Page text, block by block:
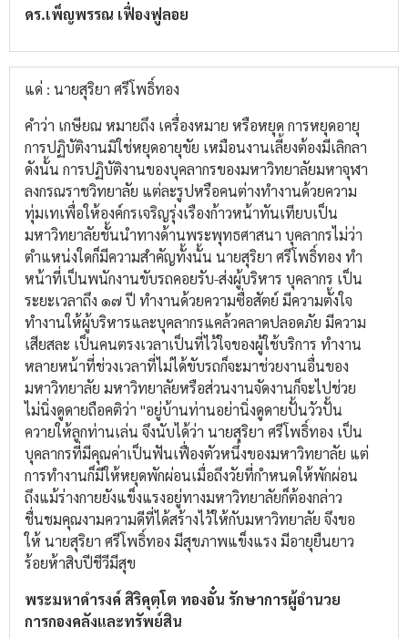
ดร.เพ็ญพรรณ เฟื่องฟูลอย
แด่ : นายสุริยา ศรีโพธิ์ทอง
คำว่า เกษียณ หมายถึง เครื่องหมาย หรือหยุด การหยุดอายุ
การปฏิบัติงานมิใช่หยุดอายุขัย เหมือนงานเลี้ยงต้องมีเลิกลา
ดังนั้น การปฏิบัติงานของบุคลากรของมหาวิทยาลัยมหาจุฬา
ลงกรณราชวิทยาลัย แต่ละรูปหรือคนต่างทำงานด้วยความ
ทุ่มเทเพื่อให้องค์กรเจริญรุ่งเรืองก้าวหน้าทันเทียบเป็น
มหาวิทยาลัยชั้นนำทางด้านพระพุทธศาสนา บุคลากรไม่ว่า
ตำแหน่งใดก็มีความสำคัญทั้งนั้น นายสุริยา ศรีโพธิ์ทอง ทำ
หน้าที่เป็นพนักงานขับรถคอยรับ-ส่งผู้บริหาร บุคลากร เป็น
ระยะเวลาถึง ๑๗ ปี ทำงานด้วยความซื่อสัตย์ มีความตั้งใจ
ทำงานให้ผู้บริหารและบุคลากรแคล้วคลาดปลอดภัย มีความ
เสียสละ เป็นคนตรงเวลาเป็นที่ไว้ใจของผู้ใช้บริการ ทำงาน
หลายหน้าที่ช่วงเวลาที่ไม่ได้ขับรถก็จะมาช่วยงานอื่นของ
มหาวิทยาลัย มหาวิทยาลัยหรือส่วนงานจัดงานก็จะไปช่วย
ไม่นิ่งดูดายถือคติว่า "อยู่บ้านท่านอย่านิ่งดูดายปั้นวัวปั้น
ควายให้ลูกท่านเล่น จึงนับได้ว่า นายสุริยา ศรีโพธิ์ทอง เป็น
บุคลากรที่มีคุณค่าเป็นฟันเฟื่องตัวหนึ่งของมหาวิทยาลัย แต่
การทำงานก็มีให้หยุดพักผ่อนเมื่อถึงวัยที่กำหนดให้พักผ่อน
ถึงแม้ร่างกายยังแข็งแรงอยู่ทางมหาวิทยาลัยก็ต้องกล่าว
ชื่นชมคุณงามความดีที่ได้สร้างไว้ให้กับมหาวิทยาลัย จึงขอ
ให้ นายสุริยา ศรีโพธิ์ทอง มีสุขภาพแข็งแรง มีอายุยืนยาว
ร้อยห้าสิบปีชีวีมีสุข
พระมหาดำรงค์ สิริคุตฺโต ทองอั๋น รักษาการผู้อำนวย
การกองคลังและทรัพย์สิน